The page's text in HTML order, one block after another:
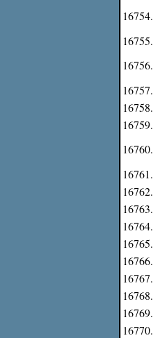
16754.
16755.
16756.
16757.
16758.
16759.
16760.
16761.
16762.
16763.
16764.
16765.
16766.
16767.
16768.
16769.
16770.